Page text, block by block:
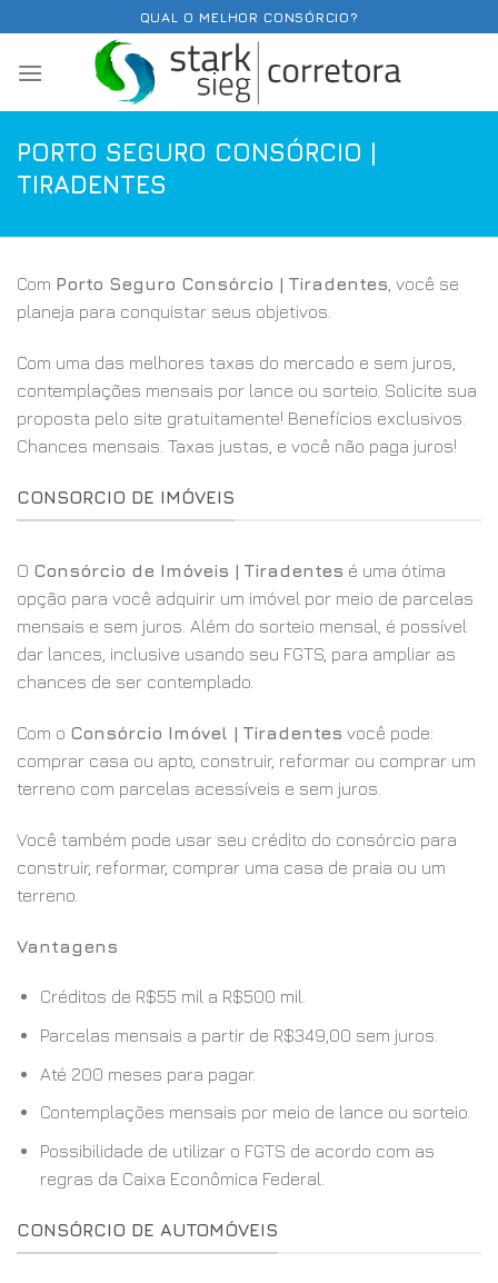
content
QUAL O MELHOR CONSÓRCIO?
PORTO SEGURO CONSÓRCIO |
TIRADENTES
Com Porto Seguro Consórcio | Tiradentes , você se
planeja para conquistar seus objetivos.
Com uma das melhores taxas do mercado e sem juros,
contemplações mensais por lance ou sorteio. Solicite sua
proposta pelo site gratuitamente! Benefícios exclusivos.
Chances mensais. Taxas justas, e você não paga juros!
CONSORCIO DE IMÓVEIS
O Consórcio de Imóveis | Tiradentes é uma ótima
opção para você adquirir um imóvel por meio de parcelas
mensais e sem juros. Além do sorteio mensal, é possível
dar lances, inclusive usando seu FGTS, para ampliar as
chances de ser contemplado.
Com o Consórcio Imóvel | Tiradentes você pode:
comprar casa ou apto, construir, reformar ou comprar um
terreno com parcelas acessíveis e sem juros.
Você também pode usar seu crédito do consórcio para
construir, reformar, comprar uma casa de praia ou um
terreno.
Vantagens
Créditos de R$55 mil a R$500 mil.
Parcelas mensais a partir de R$349,00 sem juros.
Até 200 meses para pagar.
Contemplações mensais por meio de lance ou sorteio.
Possibilidade de utilizar o FGTS de acordo com as
regras da Caixa Econômica Federal.
CONSÓRCIO DE AUTOMÓVEIS